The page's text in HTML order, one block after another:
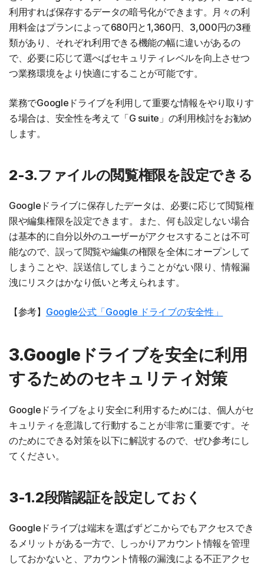
利用すれば保存するデータの暗号化ができます。月々の利
用料金はプランによって680円と1,360円、3,000円の3種
類があり、それぞれ利用できる機能の幅に違いがあるの
で、必要に応じて選べばセキュリティレベルを向上させつ
つ業務環境をより快適にすることが可能です。
業務でGoogleドライブを利用して重要な情報をやり取りす
る場合は、安全性を考えて「G suite」の利用検討をお勧め
します。
2-3.ファイルの閲覧権限を設定できる
Googleドライブに保存したデータは、必要に応じて閲覧権
限や編集権限を設定できます。また、何も設定しない場合
は基本的に自分以外のユーザーがアクセスすることは不可
能なので、誤って閲覧や編集の権限を全体にオープンして
しまうことや、誤送信してしまうことがない限り、情報漏
洩にリスクはかなり低いと考えられます。
【参考】 Google公式「Google ドライブの安全性」
3.Googleドライブを安全に利用
するためのセキュリティ対策
Googleドライブをより安全に利用するためには、個人がセ
キュリティを意識して行動することが非常に重要です。そ
のためにできる対策を以下に解説するので、ぜひ参考にし
てください。
3-1.2段階認証を設定しておく
Googleドライブは端末を選ばずどこからでもアクセスでき
るメリットがある一方で、しっかりアカウント情報を管理
しておかないと、アカウント情報の漏洩による不正アクセ